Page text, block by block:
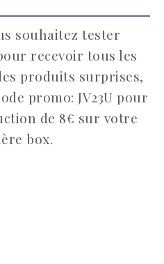
souhaitez tester
recevoir tous les
produits surprises,
promo: JV23U pour
de 8€ sur votre
box.